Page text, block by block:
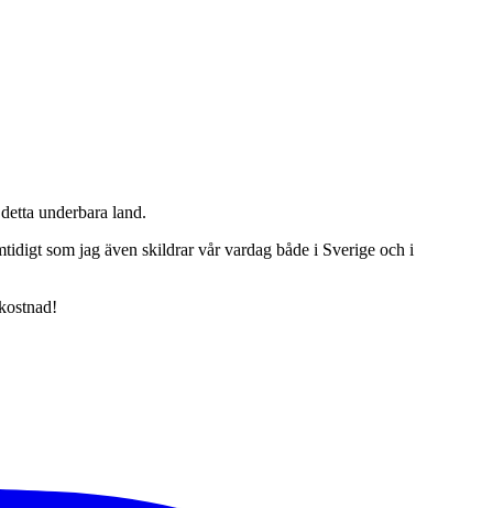
underbara land.
som jag även skildrar vår vardag både i Sverige och i